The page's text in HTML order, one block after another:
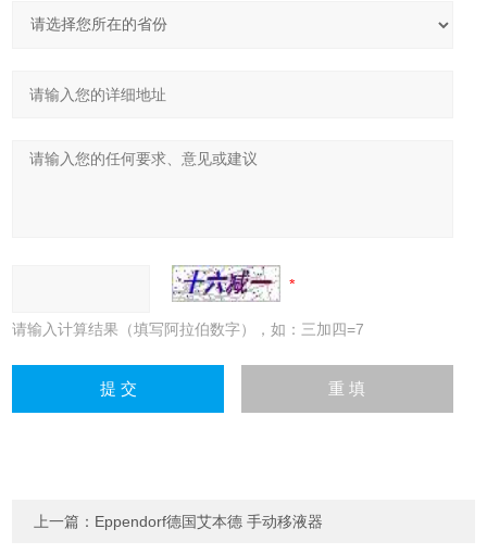
请输入计算结果（填写阿拉伯数字），如：三加四=7
上一篇： Eppendorf德国艾本德 手动移液器